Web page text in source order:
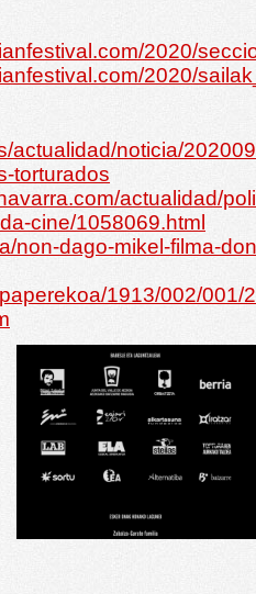
2020/
2020/
actualidad/noticia/
torturados
actualidad/
cine/1058069.html
non-dago-mikel-filma-
1913/002/001/